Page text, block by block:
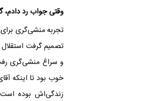
وقتی جواب رد
تصمیم گرفت استقلال
و سراغ منشی‌گری
خوب بود تا اینکه
زندگی‌اش بوده